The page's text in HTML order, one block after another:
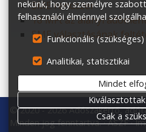
SME rendszer
18 MFt az alanyi
SME választásának
© 2020 - 2026 Adószakértő,
Minden jog fenntartva. ÁSZF
nekünk, hogy személyre
felhasználói élménnyel
Funkcionális (szükséges)
Analitikai, statisztikai
Mindet
Csak a